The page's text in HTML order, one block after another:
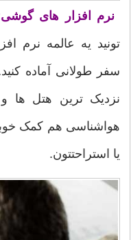
نرم افزار های
تونید یه عالمه نرم
سفر طولانی آماده
نزدیک ترین هتل ها
هواشناسی هم کمک
یا استراحتتون.